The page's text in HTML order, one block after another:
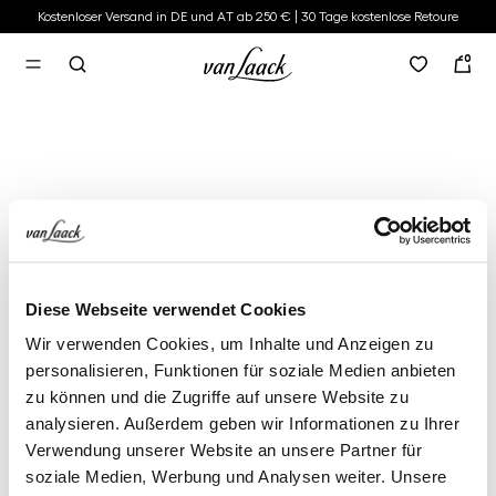
Diese Webseite verwendet Cookies
Wir verwenden Cookies, um Inhalte und Anzeigen zu
personalisieren, Funktionen für soziale Medien anbieten
zu können und die Zugriffe auf unsere Website zu
analysieren. Außerdem geben wir Informationen zu Ihrer
Verwendung unserer Website an unsere Partner für
soziale Medien, Werbung und Analysen weiter. Unsere
springen
Kostenloser Versand in DE und AT ab 250 € | 30 Tage kostenlose Retoure
0